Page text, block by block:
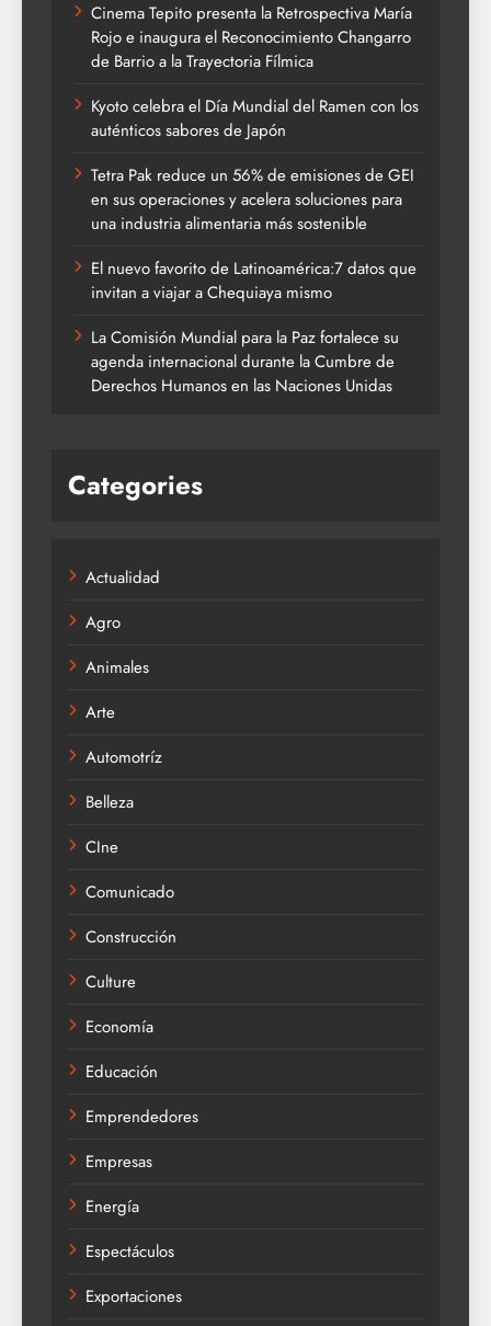
Cinema Tepito presenta la Retrospectiva María
Rojo e inaugura el Reconocimiento Changarro
de Barrio a la Trayectoria Fílmica
Kyoto celebra el Día Mundial del Ramen con los
auténticos sabores de Japón
Tetra Pak reduce un 56% de emisiones de GEI
en sus operaciones y acelera soluciones para
una industria alimentaria más sostenible
El nuevo favorito de Latinoamérica:7 datos que
invitan a viajar a Chequiaya mismo
La Comisión Mundial para la Paz fortalece su
agenda internacional durante la Cumbre de
Derechos Humanos en las Naciones Unidas
Categories
Actualidad
Agro
Animales
Arte
Automotríz
Belleza
CIne
Comunicado
Construcción
Culture
Economía
Educación
Emprendedores
Empresas
Energía
Espectáculos
Exportaciones